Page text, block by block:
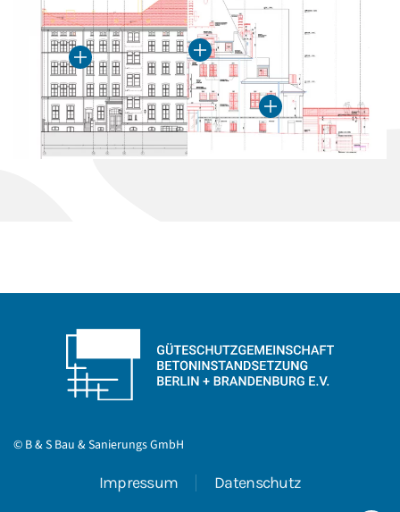
© B & S Bau & Sanierungs GmbH
Impressum Datenschutz